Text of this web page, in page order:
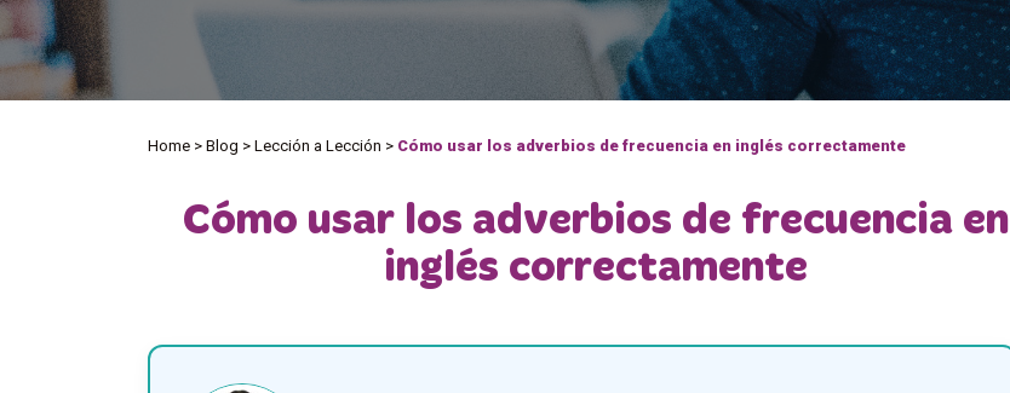
Home > Blog > Lección a Lección > Cómo usar los adverbios de frecuencia en inglés correctamente
Cómo usar los adverbios de frecuencia en
inglés correctamente